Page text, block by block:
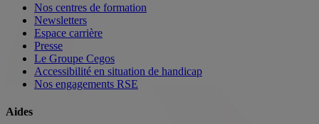
Nos centres de formation
Newsletters
Espace carrière
Presse
Le Groupe Cegos
Accessibilité en situation de handicap
Nos engagements RSE
Aides